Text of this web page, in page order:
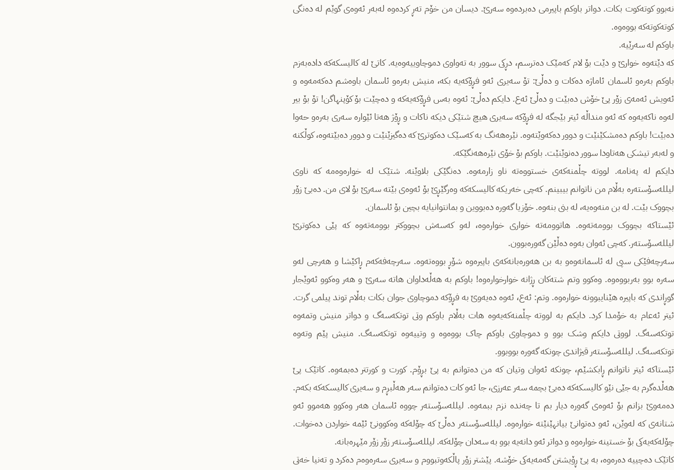
نەبوو کوتەکوت بکات. دواتر باوکم باپیرمی دەبردەوە سەرێ. دیسان من خۆم تەڕ کردەوە لەبەر ئەوەی گوێم لە دەنگی
کوتەکوتەکە بووەوە.
باوکم له ‌سه‌رێیە‌.
کە دێته‌وه‌ خوارێ و دێت بۆ لام که‌مێک ده‌ترسم، دڕکی سوور بە تەواوی دموچاوییەوەیە. کاتێ له‌ کالیسکه‌که‌ داده‌به‌زم
باوکم به‌ره‌و ئاسمان ئاماژه‌ ده‌کات و ده‌ڵێ: تۆ سه‌یری ئه‌و فڕۆکه‌یه‌ بکه‌، منیش بەرەو ئاسمان باوەشم دەکەمەوە و
ئەویش ئەمەی زۆر پێ خۆش دەبێت و دەڵێ ئەع. دایکم ده‌ڵێ: ئه‌وه‌ بەس فڕۆکەیەکە و دەچێت بۆ کۆپنهاگن! تۆ بۆ بیر
لەوە ناکەیەوە کە ئەو منداڵه‌‌ ئیتر بێجگه ‌له‌ فڕۆکه‌ سه‌یری هیچ شتێکی دیکه‌ ناکات و ڕۆژ هەتا ئێوارە سەری بەرەو حەوا
دەبێت! باوکم دەمشکێنێت و دوور دەکەوێتەوە. نێرەهه‌نگ بە کەسێک دەکوترێ کە دەگیزێنێت و دوور ده‌بێته‌وه‌، کوڵکنە
و‌ له‌به‌ر تیشکی هه‌تاودا سوور دەنوێنێت. باوکم بۆ خۆی نێرەهه‌نگێکه‌.
دایکم لە پەنامە. لووتە چڵمنەکەی خستووەتە ناو زارمەوە. دەنگێکی بلاوێنە. شتێک لە خوارەوەمە کە ناوی
لیلله‌سۆسته‌رە بەڵام من ناتوانم بیبینم. کەچی خەریکە کالیسکەکە وەرگێڕێ بۆ ئەوەی بێتە سەرێ بۆ لای من. ده‌بێ زۆر
بچووک بێت. لە بن منەوەیە، لە بنی بنەوە. خۆزیا گەورە دەبووین و بمانتوانیایە بچین بۆ ئاسمان.
ئێستاکه‌ بچووک بوومه‌ته‌وه‌. هاتوومه‌ته‌ خواری خواره‌وه‌، لەو کەسەش بچووکتر بوومەتەوە کە پێی دەکوترێ
لیلله‌سۆسته‌ر. کەچی ئه‌وان بەوە دەڵێن گەورەبوون.
سەرچەفێکی سپی له‌ ئاسمانه‌وه‌و بە بن هه‌وره‌بانه‌که‌ی باپیرەوە شۆڕ بووەتەوە. سەرچەفەکەم ڕاکێشا و هەرچی لەو
سەرە بوو بەربووەوە. وەکوو وتم شتەکان ڕژانە خوارخوارەوە! باوکم بە هەڵەداوان هاتە سەرێ و هەر وەکوو ئەوێجار
گوڕاندی کە باپیرە هێنایبوونە خوارەوە. وتم: ئەع، ئەوە دەیەوێ بە فڕۆکە دموچاوی جوان بکات به‌ڵام توند پیلمی گرت.
ئیتر ئه‌عام به‌ خۆمدا کرد. دایکم بە لووتە چڵمنەکەیەوە هات به‌ڵام باوکم وتی توتکەسەگ و دواتر منیش وتمەوە
توتکەسەگ. لووتی دایکم وشک بوو و دموچاوی باوکم چاک بووەوە و وتییەوە توتکەسەگ. منیش پێم وتەوە
توتکەسەگ. لیلله‌سۆسته‌ر قیژاندی چونکه‌ گەورە بووبوو.
ئێستاکە ئیتر ناتوانم ڕابکشێم، چونکە ئەوان وتیان کە من دەتوانم بە پێ بڕۆم. کورت و کورتتر دەبمەوە. کاتێک پێ
هەڵدەگرم بە جێی نێو کالیسکەکە دەبێ بچمە سەر عەرزی، جا ئەو کات دەتوانم سەر هەڵبڕم و سەیری کالیسکەکە بکەم.
دەمەوێ بزانم بۆ ئەوەی گەورە دیار بم تا چەندە نزم ببمەوە. لیلله‌سۆسته‌ر چووە ئاسمان هەر وەکوو هەموو ئەو
شتانەی کە لەوێن، ئەو دەتوانێ بیانهێنێتە خوارەوە‌. لیللەسۆستەر دەڵێ کە چۆلەکە وەکوونێ ئێمە خواردن دەخوات.
چۆلەکەیەکی بۆ خستینە خوارەوە و دواتر ئەو دانەیە بوو بە سەدان چۆلەکە. لیللەسۆستەر زۆر زۆر مێهرەبانە.
کاتێک دەچییە دەرەوە، بە پێ ڕۆیشتن گەمەیەکی خۆشە‌. پێشتر زۆر پاڵکه‌وتبووم و سه‌یری سه‌ره‌وه‌م دەکرد و تەنیا خەتی